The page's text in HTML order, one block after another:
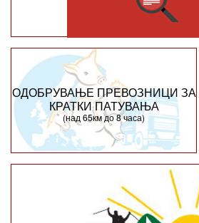
ОДОБРУВАЊЕ ПРЕВОЗНИЦИ ЗА
КРАТКИ ПАТУВАЊА
(над 65км до 8 часа)